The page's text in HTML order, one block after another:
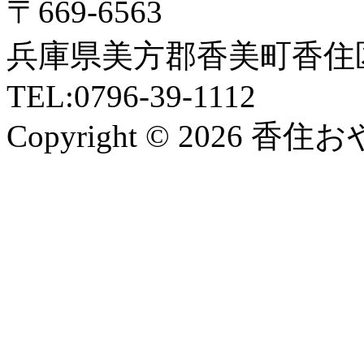
〒669-6563
兵庫県美方郡香美町香住
TEL:0796-39-1112
Copyright © 2026 香住お